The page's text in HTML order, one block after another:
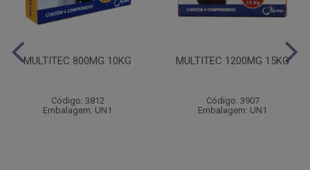
MULTITEC 800MG 10KG
Código: 3812
Embalagem: UN1
MULTITEC 1200MG 15KG
Código: 3907
Embalagem: UN1